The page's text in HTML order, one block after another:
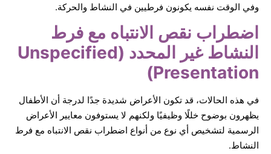
وفي الوقت نفسه يكونون فرطيين في النشاط والحركة.
اضطراب نقص الانتباه مع فرط
النشاط غير المحدد (Unspecified
Presentation)
في هذه الحالات، قد تكون الأعراض شديدة جدًا لدرجة أن الأطفال
يظهرون بوضوح خللًا وظيفيًا ولكنهم لا يستوفون معايير الأعراض
الرسمية لتشخيص أي نوع من أنواع اضطراب نقص الانتباه مع فرط
النشاط.